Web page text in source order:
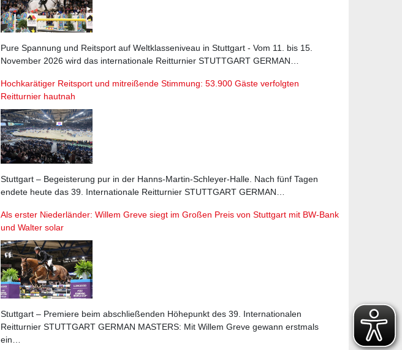
Pure Spannung und Reitsport auf Weltklasseniveau in Stuttgart - Vom 11. bis 15.
November 2026 wird das internationale Reitturnier STUTTGART GERMAN…
Hochkarätiger Reitsport und mitreißende Stimmung: 53.900 Gäste verfolgten
Reitturnier hautnah
Stuttgart – Begeisterung pur in der Hanns-Martin-Schleyer-Halle. Nach fünf Tagen
endete heute das 39. Internationale Reitturnier STUTTGART GERMAN…
Als erster Niederländer: Willem Greve siegt im Großen Preis von Stuttgart mit BW-Bank
und Walter solar
Stuttgart – Premiere beim abschließenden Höhepunkt des 39. Internationalen
Reitturnier STUTTGART GERMAN MASTERS: Mit Willem Greve gewann erstmals
ein…